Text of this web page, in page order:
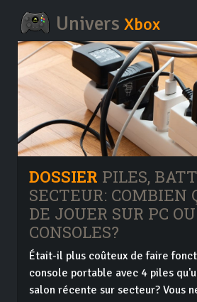
Univers Xbox
DOSSIER PILES,
SECTEUR: COMBIEN
DE JOUER SUR PC OU
CONSOLES?
Était-il plus coûteux de faire
console portable avec 4 piles
salon récente sur secteur? Vous